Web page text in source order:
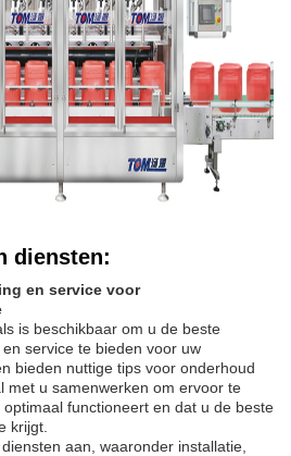
diensten:
en service voor
is beschikbaar om u de beste
service te bieden voor uw
bieden nuttige tips voor onderhoud
met u samenwerken om ervoor te
functioneert en dat u de beste
krijgt.
aan, waaronder installatie,